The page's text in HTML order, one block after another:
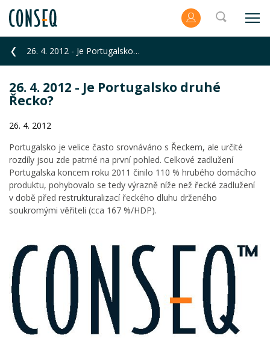
26. 4. 2012 - Je Portugalsko druhé Řecko?
26. 4. 2012 - Je Portugalsko druhé
Řecko?
26. 4. 2012
Portugalsko je velice často srovnáváno s Řeckem, ale určité
rozdíly jsou zde patrné na první pohled. Celkové zadlužení
Portugalska koncem roku 2011 činilo 110 % hrubého domácího
produktu, pohybovalo se tedy výrazně níže než řecké zadlužení
v době před restrukturalizací řeckého dluhu drženého
soukromými věřiteli (cca 167 %/HDP).